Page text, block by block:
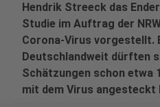
Hendrik Streeck das
Studie im Auftrag der
Corona-Virus vorgestellt.
Deutschlandweit dürften
Schätzungen schon etwa
mit dem Virus angesteckt